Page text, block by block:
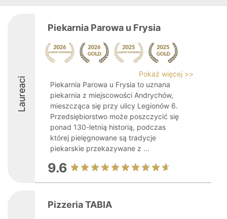
Laureaci
Piekarnia Parowa u Frysia
Pokaż więcej >>
Piekarnia Parowa u Frysia to uznana
piekarnia z miejscowości Andrychów,
mieszcząca się przy ulicy Legionów 6.
Przedsiębiorstwo może poszczycić się
ponad 130-letnią historią, podczas
której pielęgnowane są tradycje
piekarskie przekazywane z ...
9.6
Pizzeria TABIA